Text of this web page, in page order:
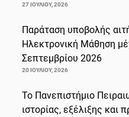
27 ΙΟΥΛΊΟΥ, 2026
Παράταση υποβολής
Ηλεκτρονική Μάθηση
Σεπτεμβρίου 2026
20 ΙΟΥΛΊΟΥ, 2026
Το Πανεπιστήμιο
ιστορίας, εξέλιξης και